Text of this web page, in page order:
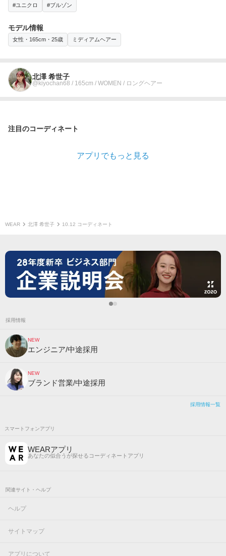
#ユニクロ #ブルゾン
モデル情報
女性・165cm・25歳 ミディアムヘアー
北澤 希世子
@kiyochan68 / 165cm / WOMEN / ロングヘアー
注目のコーディネート
アプリでもっと見る
WEAR 北澤 希世子 10.12 コーディネート
採用情報
NEW
エンジニア/中途採用
NEW
ブランド営業/中途採用
採用情報一覧
スマートフォンアプリ
WEARアプリ
あなたの似合うが探せるコーディネートアプリ
関連サイト・ヘルプ
ヘルプ
サイトマップ
アプリについて